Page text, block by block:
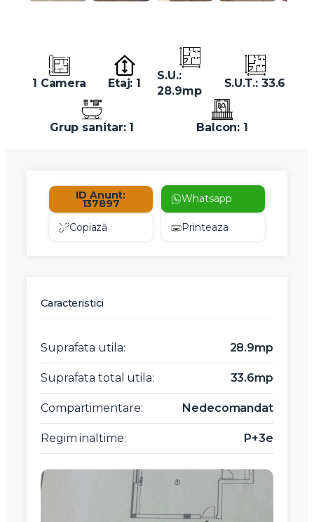
1 Camera Etaj: 1
S.U.:
28.9mp
S.U.T.: 33.6
Grup sanitar: 1 Balcon: 1
ID Anunt:
137897 Whatsapp
Copiază Printeaza
Caracteristici
Suprafata utila: 28.9mp
Suprafata total utila: 33.6mp
Compartimentare: Nedecomandat
Regim inaltime: P+3e